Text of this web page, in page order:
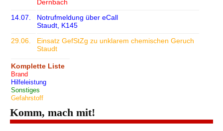
Dernbach
14.07.
Notrufmeldung über eCall
Staudt, K145
29.06.
Einsatz GefStZg zu unklarem chemischen Geruch
Staudt
Komplette Liste
Brand
Hilfeleistung
Sonstiges
Gefahrstoff
Komm, mach mit!